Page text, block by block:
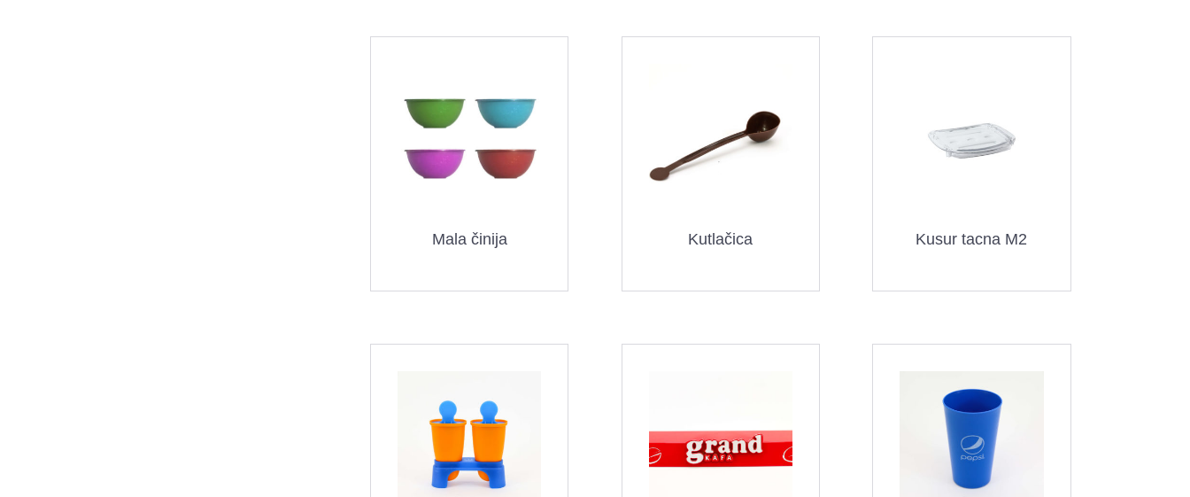
Mala činija Kutlačica Kusur tacna M2